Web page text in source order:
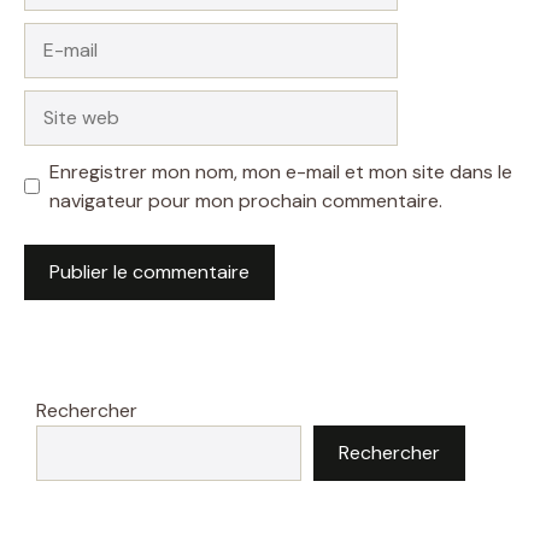
mail
web
Enregistrer mon nom, mon e-mail et mon site dans le
navigateur pour mon prochain commentaire.
Rechercher
Rechercher